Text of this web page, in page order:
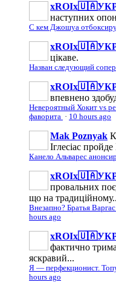
наступних
С кем Джошуа
цікаве.
Назван следующий
впевнено
Невероятный Хокит vs
фаворита · 10 hours ago
Mak Poznyak
Іглесіас
Канело Альварес
провальних
що на
Внезапно? Братья
hours ago
фактично
яскравий...
Я — перфекционист.
hours ago